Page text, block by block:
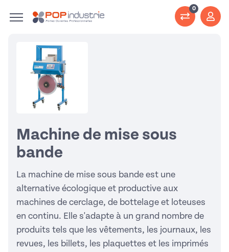
0
Machine de mise sous
bande
La machine de mise sous bande est une
alternative écologique et productive aux
machines de cerclage, de bottelage et loteuses
en continu. Elle s'adapte à un grand nombre de
produits tels que les vêtements, les journaux, les
revues, les billets, les plaquettes et les imprimés